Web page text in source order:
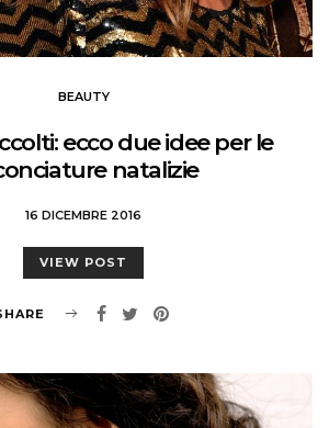
BEAUTY
ecco due idee per le
natalizie
16 DICEMBRE 2016
VIEW POST